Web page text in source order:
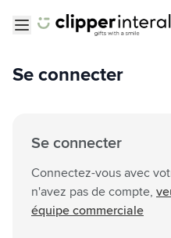
Se connecter
Se connecter
Connectez-vous avec
n'avez pas de compte,
équipe commerciale